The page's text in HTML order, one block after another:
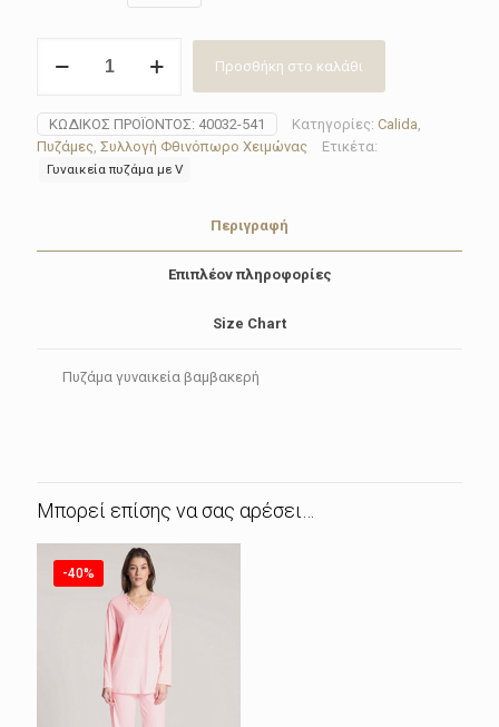
γυναικεία
40032-
541
ποσότητα
Προσθήκη στο καλάθι
ΚΩΔΙΚΌΣ ΠΡΟΪΌΝΤΟΣ: 40032-541 Κατηγορίες: Calida
Πυζάμες Συλλογή Φθινόπωρο Χειμώνας Ετικέτα:
Γυναικεία πυζάμα με V
Περιγραφή
Επιπλέον πληροφορίες
Size Chart
Πυζάμα γυναικεία βαμβακερή
Μπορεί επίσης να σας αρέσει…
-40%